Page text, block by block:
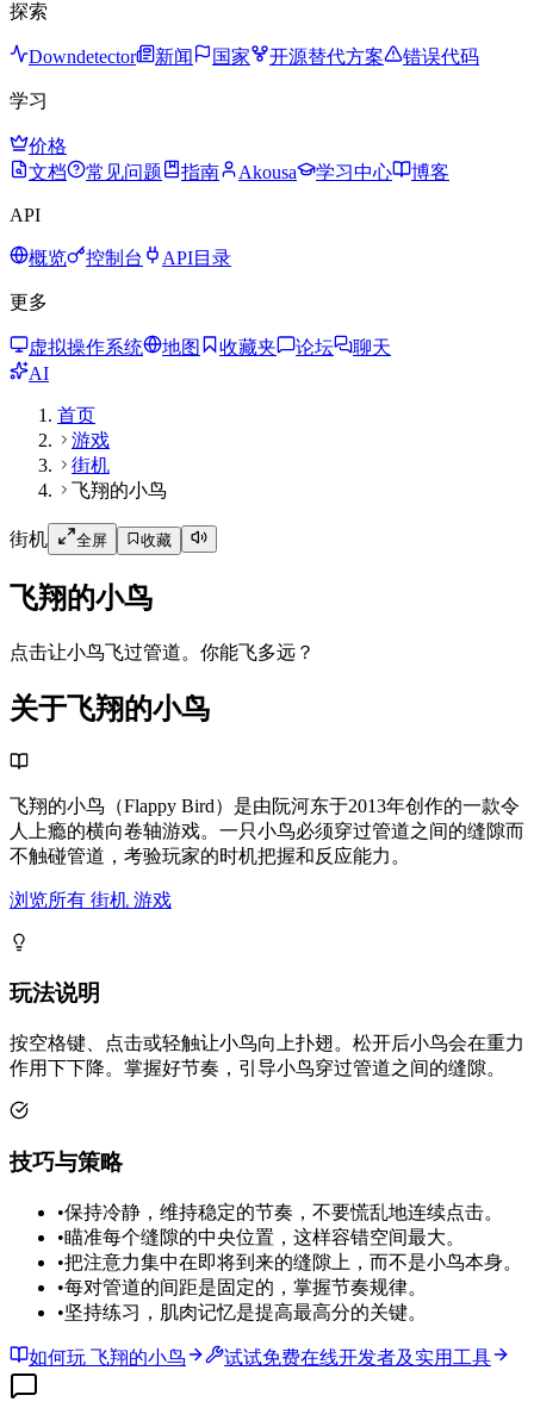
探索
Downdetector 新闻 国家 开源替代方案 错误代码
学习
价格
文档
常见问题 指南 Akousa 学习中心 博客
API
概览 控制台 API目录
更多
虚拟操作系统 地图 收藏夹 论坛
聊天
AI
首页
游戏
街机
飞翔的小鸟
街机 全屏 收藏
飞翔的小鸟
点击让小鸟飞过管道。你能飞多远？
关于飞翔的小鸟
飞翔的小鸟（Flappy Bird）是由阮河东于2013年创作的一款令
人上瘾的横向卷轴游戏。一只小鸟必须穿过管道之间的缝隙而
不触碰管道，考验玩家的时机把握和反应能力。
浏览所有 街机 游戏
玩法说明
按空格键、点击或轻触让小鸟向上扑翅。松开后小鸟会在重力
作用下下降。掌握好节奏，引导小鸟穿过管道之间的缝隙。
技巧与策略
•保持冷静，维持稳定的节奏，不要慌乱地连续点击。
•瞄准每个缝隙的中央位置，这样容错空间最大。
•把注意力集中在即将到来的缝隙上，而不是小鸟本身。
•每对管道的间距是固定的，掌握节奏规律。
•坚持练习，肌肉记忆是提高最高分的关键。
如何玩 飞翔的小鸟 试试免费在线开发者及实用工具